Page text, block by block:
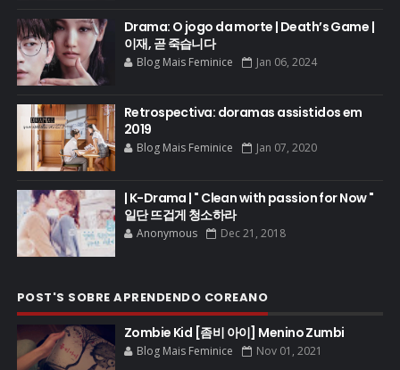
Drama: O jogo da morte | Death’s Game |
이재, 곧 죽습니다
Blog Mais Feminice Jan 06, 2024
Retrospectiva: doramas assistidos em
2019
Blog Mais Feminice Jan 07, 2020
| K-Drama | " Clean with passion for Now "
일단 뜨겁게 청소하라
Anonymous Dec 21, 2018
POST'S SOBRE APRENDENDO COREANO
Zombie Kid [좀비 아이] Menino Zumbi
Blog Mais Feminice Nov 01, 2021